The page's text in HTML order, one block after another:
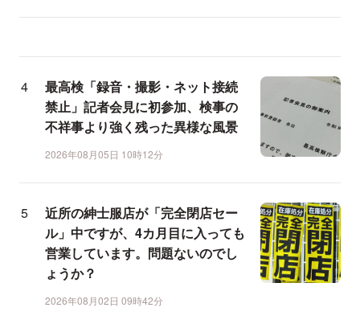
最高検「録音・撮影・ネット接続
禁止」記者会見に初参加、検事の
不祥事より強く残った異様な風景
2026年08月05日 10時12分
近所の紳士服店が「完全閉店セー
ル」中ですが、4カ月目に入っても
営業しています。問題ないのでし
ょうか？
2026年08月02日 09時42分